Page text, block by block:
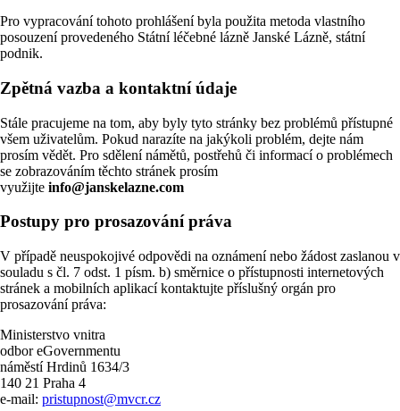
Pro vypracování tohoto prohlášení byla použita metoda vlastního
posouzení provedeného Státní léčebné lázně Janské Lázně, státní
podnik.
Zpětná vazba a kontaktní údaje
Stále pracujeme na tom, aby byly tyto stránky bez problémů přístupné
všem uživatelům. Pokud narazíte na jakýkoli problém, dejte nám
prosím vědět. Pro sdělení námětů, postřehů či informací o problémech
se zobrazováním těchto stránek prosím
využijte info@janskelazne.com
Postupy pro prosazování práva
V případě neuspokojivé odpovědi na oznámení nebo žádost zaslanou v
souladu s čl. 7 odst. 1 písm. b) směrnice o přístupnosti internetových
stránek a mobilních aplikací kontaktujte příslušný orgán pro
prosazování práva:
Ministerstvo vnitra
odbor eGovernmentu
náměstí Hrdinů 1634/3
140 21 Praha 4
e-mail: pristupnost@mvcr.cz